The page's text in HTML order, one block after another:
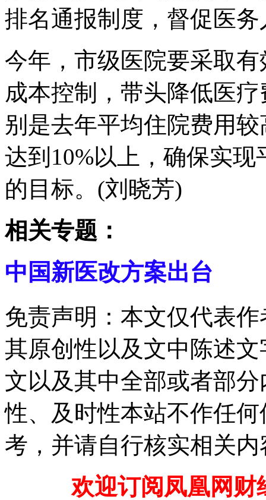
排名通报制度，督促医
今年，市级医院要采取
成本控制，带头降低医
别是去年平均住院费用
达到10%以上，确保实
的目标。(刘晓芳)
相关专题：
中国新医改方案出台
免责声明：本文仅代表
其原创性以及文中陈述
文以及其中全部或者部
性、及时性本站不作任
考，并请自行核实相关内
欢迎订阅凤凰网财